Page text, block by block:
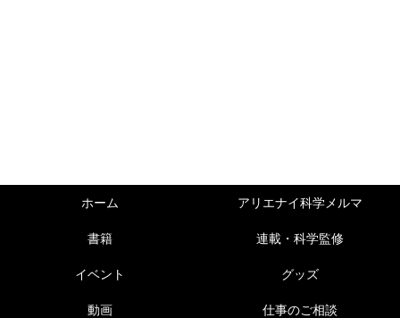
ホーム アリエナイ科学メルマ
書籍 連載・科学監修
イベント グッズ
動画 仕事のご相談